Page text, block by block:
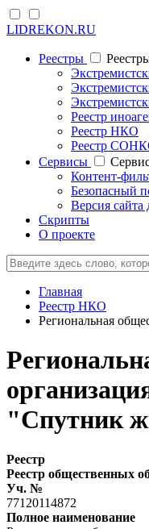
LIDREKON.RU
Реестры
Реестр
Реестр НКО
Реестр
Cервисы
Контент-
Безопасный
Версия сайта
Скрипты
О проекте
Главная
Реестр НКО
Региональная
"Спутник
Реестр
Реестр общественных
Уч. №
77120114872
Полное наименование